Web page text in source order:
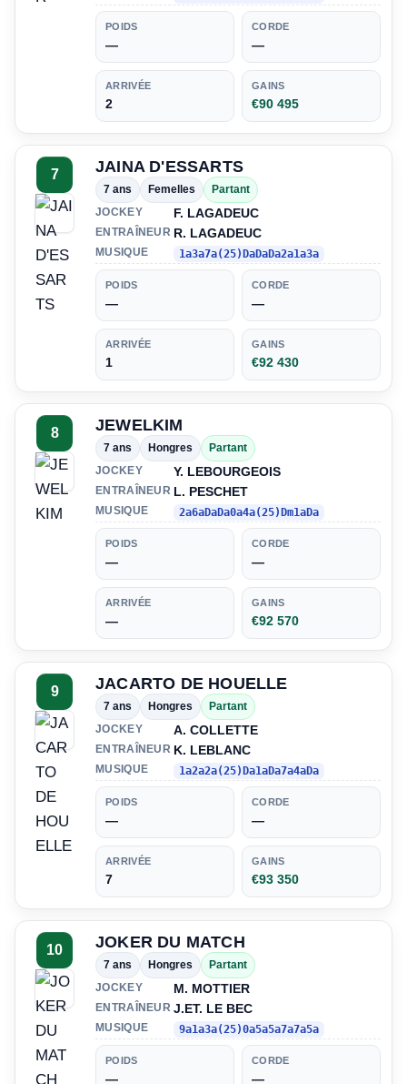
POIDS
—
CORDE
—
ARRIVÉE
2
GAINS
€90 495
7 JAINA D'ESSARTS
7 ans Femelles
Partant
JOCKEY
F. LAGADEUC
ENTRAÎNEUR R. LAGADEUC
MUSIQUE 1a3a7a(25)DaDaDa2a1a3a
POIDS
—
CORDE
—
ARRIVÉE
1
GAINS
€92 430
8 JEWELKIM
7 ans Hongres
Partant
JOCKEY
Y. LEBOURGEOIS
ENTRAÎNEUR L. PESCHET
MUSIQUE 2a6aDaDa0a4a(25)Dm1aDa
POIDS
—
CORDE
—
ARRIVÉE
—
GAINS
€92 570
9 JACARTO DE HOUELLE
7 ans Hongres
Partant
JOCKEY
A. COLLETTE
ENTRAÎNEUR K. LEBLANC
MUSIQUE 1a2a2a(25)Da1aDa7a4aDa
POIDS
—
CORDE
—
ARRIVÉE
7
GAINS
€93 350
10 JOKER DU MATCH
7 ans Hongres
Partant
JOCKEY
M. MOTTIER
ENTRAÎNEUR J.ET. LE BEC
MUSIQUE 9a1a3a(25)0a5a5a7a7a5a
POIDS
—
CORDE
—